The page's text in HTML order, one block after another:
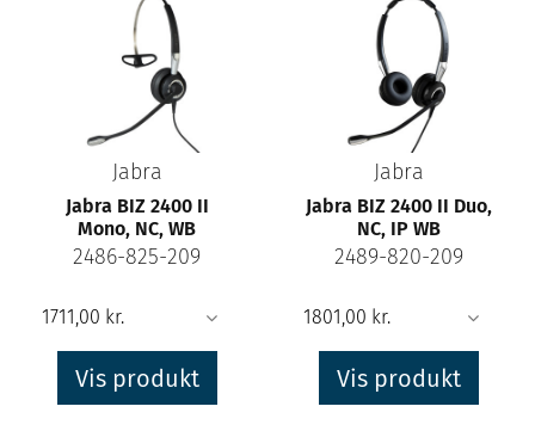
Jabra
Jabra BIZ 2400 II
Mono, NC, WB
2486-825-209
Vis produkt
Jabra
Jabra BIZ 2400 II Duo,
NC, IP WB
2489-820-209
Vis produkt